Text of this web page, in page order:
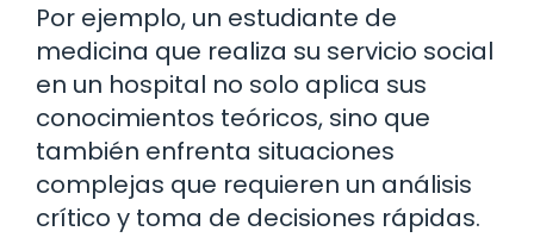
Por ejemplo, un estudiante de
medicina que realiza su servicio social
en un hospital no solo aplica sus
conocimientos teóricos, sino que
también enfrenta situaciones
complejas que requieren un análisis
crítico y toma de decisiones rápidas.